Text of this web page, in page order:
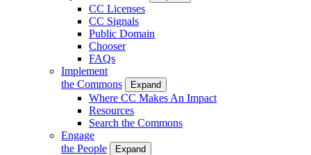
CC Licenses
CC Signals
Public Domain
Chooser
FAQs
Implement
the Commons
Expand
Where CC Makes An Impact
Resources
Search the Commons
Engage
the People
Expand